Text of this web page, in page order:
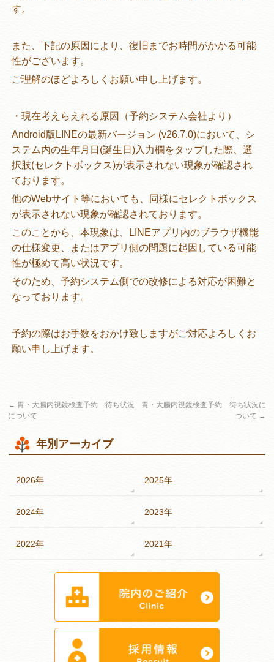
す。
また、下記の原因により、復旧までお時間がかかる可能
性がございます。
ご理解のほどよろしくお願い申し上げます。
・現在考えらえれる原因（予約システム会社より）
Android版LINEの最新バージョン (v26.7.0)において、シ
ステム内の生年月日(誕生日)入力欄をタップした際、選
択肢(セレクトボックス)が表示されない現象が確認され
ております。
他のWebサイト等においても、同様にセレクトボックス
が表示されない現象が確認されております。
このことから、本現象は、LINEアプリ内のブラウザ機能
の仕様変更、またはアプリ側の問題に起因している可能
性が極めて高い状況です。
そのため、予約システム側での改修による対応が困難と
なっております。
予約の際はお手数をおかけ致しますがご対応よろしくお
願い申し上げます。
← 胃・大腸内視鏡検査予約 待ち状況
について
胃・大腸内視鏡検査予約 待ち状況に
ついて →
年別アーカイブ
2026年 2025年
2024年 2023年
2022年 2021年